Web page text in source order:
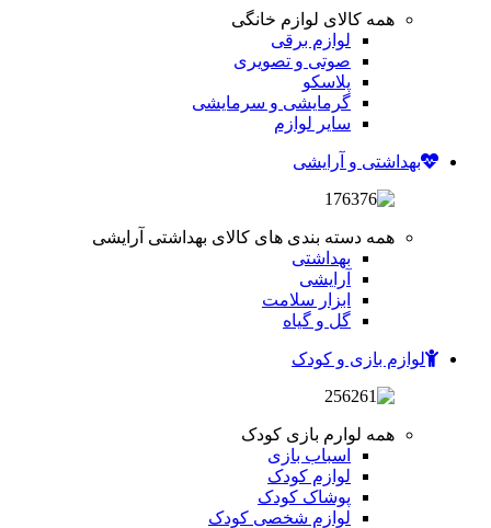
همه کالای لوازم خانگی
لوازم برقی
صوتی و تصویری
پلاسکو
گرمایشی و سرمایشی
سایر لوازم
بهداشتی و آرایشی
همه دسته بندی های کالای بهداشتی آرایشی
بهداشتی
آرایشی
ابزار سلامت
گل و گیاه
لوازم بازی و کودک
همه لوارم بازی کودک
اسباب بازی
لوازم کودک
پوشاک کودک
لوازم شخصی کودک